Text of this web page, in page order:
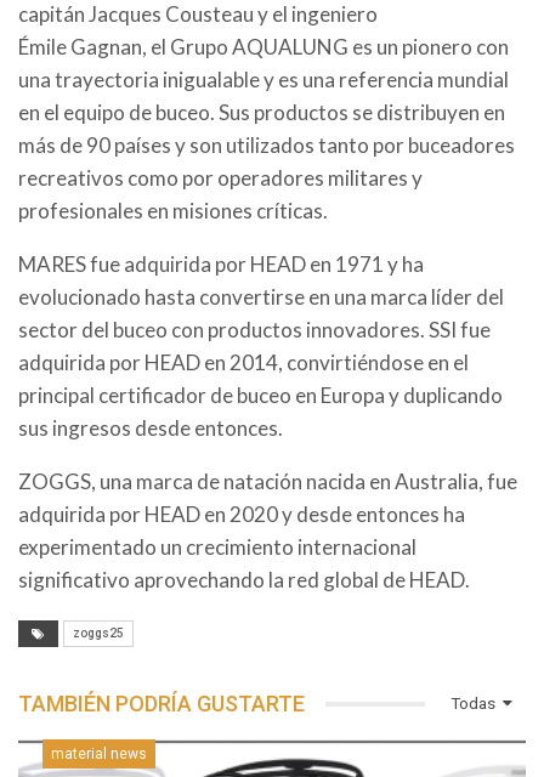
capitán Jacques Cousteau y el ingeniero
Émile Gagnan, el Grupo AQUALUNG es un pionero con
una trayectoria inigualable y es una referencia mundial
en el equipo de buceo. Sus productos se distribuyen en
más de 90 países y son utilizados tanto por buceadores
recreativos como por operadores militares y
profesionales en misiones críticas.
MARES fue adquirida por HEAD en 1971 y ha
evolucionado hasta convertirse en una marca líder del
sector del buceo con productos innovadores. SSI fue
adquirida por HEAD en 2014, convirtiéndose en el
principal certificador de buceo en Europa y duplicando
sus ingresos desde entonces.
ZOGGS, una marca de natación nacida en Australia, fue
adquirida por HEAD en 2020 y desde entonces ha
experimentado un crecimiento internacional
significativo aprovechando la red global de HEAD.
zoggs25
Todas
TAMBIÉN PODRÍA GUSTARTE
material news